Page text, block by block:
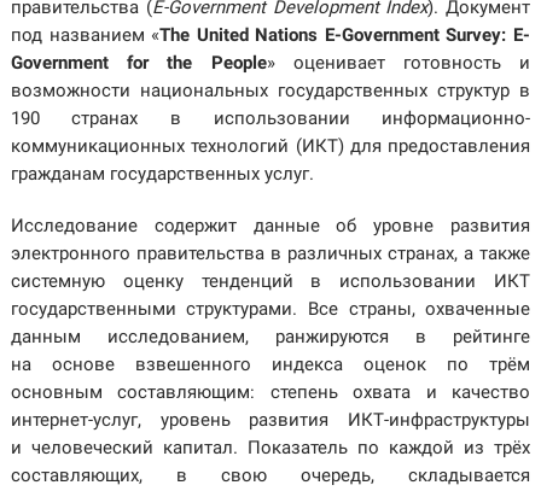
правительства (E-Government Development Index). Документ
под названием «The United Nations E-Government Survey: E-
Government for the People» оценивает готовность и
возможности национальных государственных структур в
190 странах в использовании информационно-
коммуникационных технологий (ИКТ) для предоставления
гражданам государственных услуг.
Исследование содержит данные об уровне развития
электронного правительства в различных странах, а также
системную оценку тенденций в использовании ИКТ
государственными структурами. Все страны, охваченные
данным исследованием, ранжируются в рейтинге
на основе взвешенного индекса оценок по трём
основным составляющим: степень охвата и качество
интернет-услуг, уровень развития ИКТ-инфраструктуры
и человеческий капитал. Показатель по каждой из трёх
составляющих, в свою очередь, складывается